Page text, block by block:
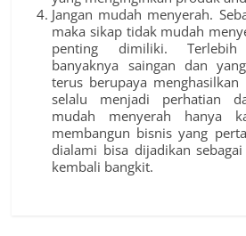
Jangan mudah menyerah.
maka sikap tidak mudah
penting dimiliki.
banyaknya saingan dan
terus berupaya
selalu menjadi perhatian
mudah menyerah hanya
membangun bisnis yang
dialami bisa dijadikan
kembali bangkit.